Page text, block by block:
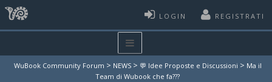
LOGIN REGISTRATI
WuBook Community Forum > NEWS > 💬 Idee Proposte e Discussioni > Ma il
Team di Wubook che fa???